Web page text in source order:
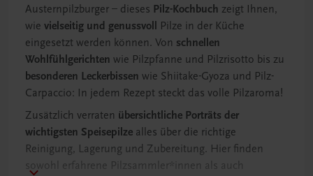
Austernpilzburger – dieses Pilz-Kochbuch zeigt Ihnen,
wie vielseitig und genussvoll
Pilze in der Küche
eingesetzt werden können. Von schnellen
Wohlfühlgerichten wie Pilzpfanne und Pilzrisotto bis zu
besonderen Leckerbissen wie Shiitake-Gyoza und Pilz-
Carpaccio: In jedem Rezept steckt das volle Pilzaroma!
Zusätzlich verraten übersichtliche Porträts der
wichtigsten Speisepilze alles über die richtige
Reinigung, Lagerung und Zubereitung. Hier finden
sowohl erfahrene Pilzsammler*innen als auch